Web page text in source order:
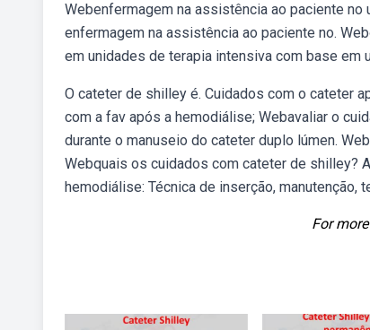
Webenfermagem na assistência ao paciente
enfermagem na assistência ao paciente no.
em unidades de terapia intensiva com base em
O cateter de shilley é. Cuidados com o cateter
com a fav após a hemodiálise; Webavaliar o
durante o manuseio do cateter duplo lúmen.
Webquais os cuidados com cateter de shilley?
hemodiálise: Técnica de inserção, manutenção,
For